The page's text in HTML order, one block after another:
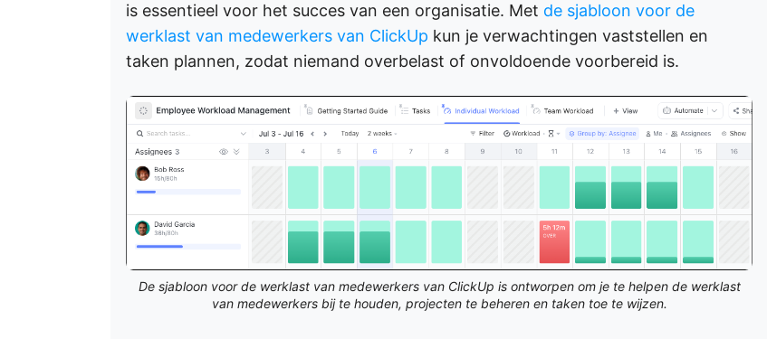
is essentieel voor het succes van een organisatie. Met de sjabloon voor de
werklast van medewerkers van ClickUp kun je verwachtingen vaststellen en
taken plannen, zodat niemand overbelast of onvoldoende voorbereid is.
De sjabloon voor de werklast van medewerkers van ClickUp is ontworpen om je te helpen de werklast
van medewerkers bij te houden, projecten te beheren en taken toe te wijzen.